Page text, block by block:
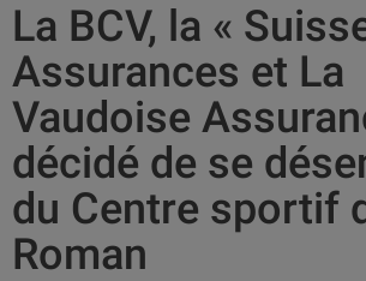
La BCV, la «
Assurances et La
Vaudoise
décidé de se
du Centre sportif
Roman